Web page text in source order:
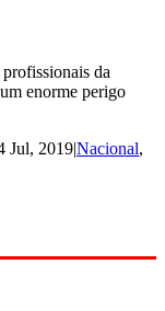
da
enorme perigo
Jul, 2019|Nacional,